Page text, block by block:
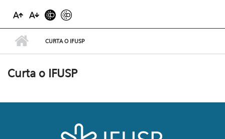
CURTA O IFUSP
Curta o IFUSP